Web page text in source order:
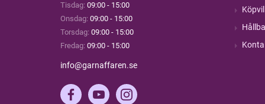
Tisdag: 09:00 - 15:00
Onsdag: 09:00 - 15:00
Torsdag: 09:00 - 15:00
Fredag: 09:00 - 15:00
info@garnaffaren.se